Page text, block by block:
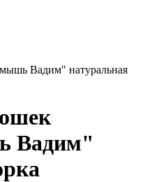
Вадим" натуральная
Вадим"